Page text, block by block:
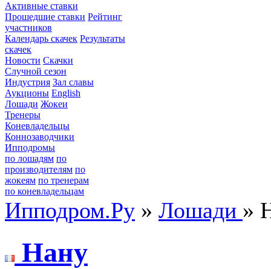
Активные ставки
Прошедшие ставки Рейтинг
участников
Календарь скачек Результаты
скачек
Новости Скачки
Случной сезон
Индустрия Зал славы
Аукционы English
Лошади Жокеи
Тренеры
Коневладельцы
Коннозаводчики
Ипподромы
по лошадям по
производителям по
жокеям по тренерам
по коневладельцам
Ипподром.Ру » Лошади »
Нану